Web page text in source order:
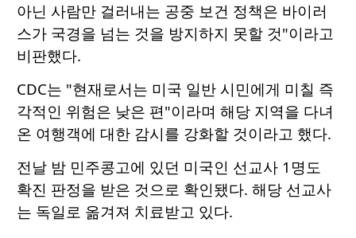
아닌 사람만 걸러내는 공중 보건 정책은 바이러
스가 국경을 넘는 것을 방지하지 못할 것"이라고
비판했다.
CDC는 "현재로서는 미국 일반 시민에게 미칠 즉
각적인 위험은 낮은 편"이라며 해당 지역을 다녀
온 여행객에 대한 감시를 강화할 것이라고 했다.
전날 밤 민주콩고에 있던 미국인 선교사 1명도
확진 판정을 받은 것으로 확인됐다. 해당 선교사
는 독일로 옮겨져 치료받고 있다.